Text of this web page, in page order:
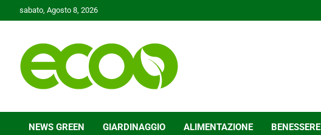
to
sabato, Agosto 8, 2026
Ecoo.it
NEWS GREEN GIARDINAGGIO ALIMENTAZIONE BENESSERE